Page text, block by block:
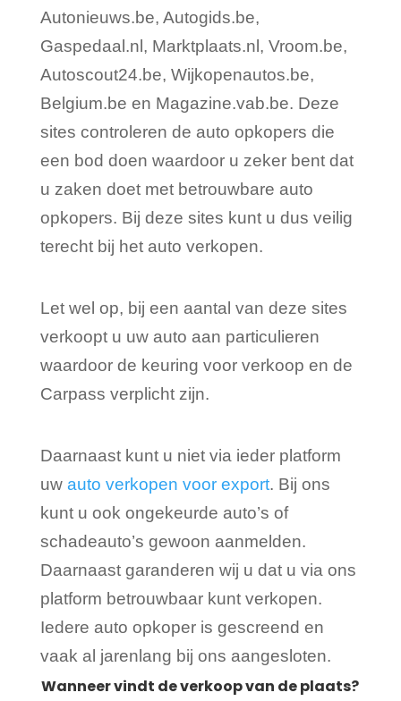
Autonieuws.be, Autogids.be,
Gaspedaal.nl, Marktplaats.nl, Vroom.be,
Autoscout24.be, Wijkopenautos.be,
Belgium.be en Magazine.vab.be. Deze
sites controleren de auto opkopers die
een bod doen waardoor u zeker bent dat
u zaken doet met betrouwbare auto
opkopers. Bij deze sites kunt u dus veilig
terecht bij het auto verkopen.
Let wel op, bij een aantal van deze sites
verkoopt u uw auto aan particulieren
waardoor de keuring voor verkoop en de
Carpass verplicht zijn.
Daarnaast kunt u niet via ieder platform
uw auto verkopen voor export. Bij ons
kunt u ook ongekeurde auto’s of
schadeauto’s gewoon aanmelden.
Daarnaast garanderen wij u dat u via ons
platform betrouwbaar kunt verkopen.
Iedere auto opkoper is gescreend en
vaak al jarenlang bij ons aangesloten.
Wanneer vindt de verkoop van de plaats?